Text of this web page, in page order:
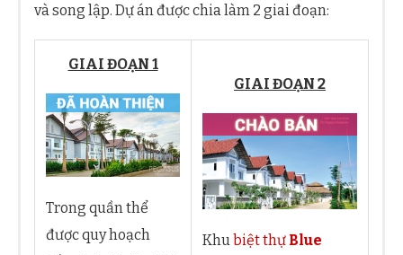
và song lập. Dự án được chia làm 2 giai đoạn:
GIAI ĐOẠN 1
Trong quần thể
được quy hoạch
GIAI ĐOẠN 2
Khu biệt thự Blue